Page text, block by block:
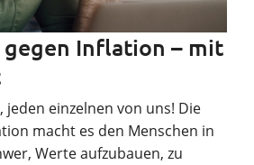
gegen Inflation – mit
jeden einzelnen von uns! Die
macht es den Menschen in
Werte aufzubauen, zu